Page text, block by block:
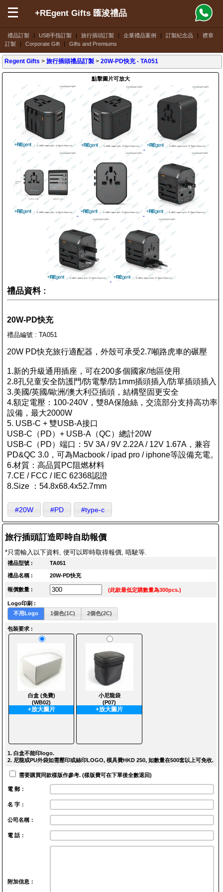
禮品訂製 | USB手指訂製 | 旅行插頭訂製 | 企業禮品案例 | 訂製紀念品 |
襟章
訂製
| Corporate Gift | Gifts and Premiums
+REgent Gifts 匯浚禮品
Regent Gifts >旅行插頭禮品訂製 >20W-PD快充- TA051
點擊圖片可放大
禮品資料 :
20W-PD快充
禮品編號 : TA051
20W PD快充旅行適配器，外殼可承受2.7噸路虎車的碾壓
1.新的升級通用插座，可在200多個國家/地區使用
2.8孔兒童安全防護門/防電擊/防1mm插頭插入/防單插頭插入
3.美國/英國/歐洲/澳大利亞插頭，結構堅固更安全
4.額定電壓：100-240V，雙8A保險絲，交流部分支持高功率
設備，最大2000W
5. USB-C + 雙USB-A接口
USB-C（PD）+ USB-A（QC）總計20W
USB-C（PD）端口：5V 3A / 9V 2.22A / 12V 1.67A，兼容
PD&QC 3.0，可為Macbook / ipad pro / iphone等設備充電。
6.材質：高品質PC阻燃材料
7.CE / FCC / IEC 62368認證
8.Size ：54.8x68.4x52.7mm
#20W #PD #type-c
旅行插頭訂造即時自助報價
*只需輸入以下資料, 便可以即時取得報價, 唔駛等.
禮品型號 : TA051
禮品名稱 : 20W-PD快充
報價數量 : (此款最低定購數量為300pcs.)
Logo印刷 :
不用Logo
1個色(1C) 2個色(2C)
包裝要求 :
白盒 (免費)
(WB02)
+放大圖片
小尼龍袋
(P07)
+放大圖片
1. 白盒不能印logo.
2. 尼龍或PU外袋如需壓印或絲印LOGO, 模具費HKD 250, 如數量在500套以上可免收.
需要購買同款樣版作參考. (樣版費可在下單後全數退回)
電 郵：
名 字：
公司名稱：
電 話：
附加信息：